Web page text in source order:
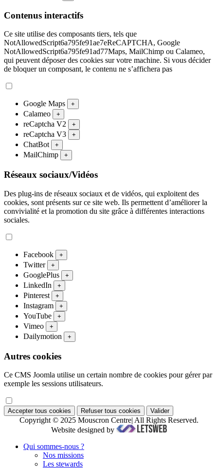
Contenus interactifs
Ce site utilise des composants tiers, tels que
NotAllowedScript6a795fe91ae7eReCAPTCHA, Google
NotAllowedScript6a795fe91ad77Maps, MailChimp ou Calameo,
qui peuvent déposer des cookies sur votre machine. Si vous décider
de bloquer un composant, le contenu ne s’affichera pas
Google Maps +
Calameo +
reCaptcha V2 +
reCaptcha V3 +
ChatBot +
MailChimp +
Réseaux sociaux/Vidéos
Des plug-ins de réseaux sociaux et de vidéos, qui exploitent des
cookies, sont présents sur ce site web. Ils permettent d’améliorer la
convivialité et la promotion du site grâce à différentes interactions
sociales.
Facebook +
Twitter +
GooglePlus +
LinkedIn +
Pinterest +
Instagram +
YouTube +
Vimeo +
Dailymotion +
Autres cookies
Ce CMS Joomla utilise un certain nombre de cookies pour gérer par
exemple les sessions utilisateurs.
Accepter tous cookies Refuser tous cookies Valider
Copyright © 2025 Mouscron Centre| All Rights Reserved.
Website designed by
Qui sommes-nous ?
Nos missions
Les stewards